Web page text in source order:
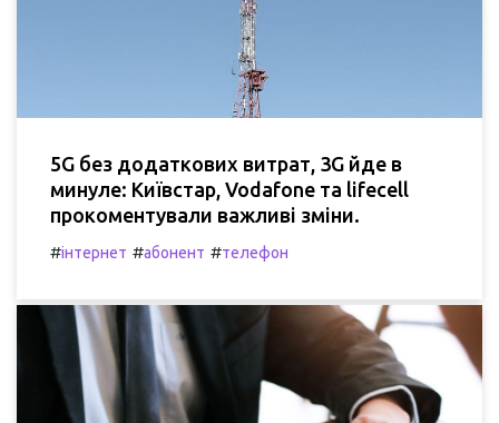
5G без додаткових витрат, 3G йде в
минуле: Київстар, Vodafone та lifecell
прокоментували важливі зміни.
#інтернет #абонент #телефон